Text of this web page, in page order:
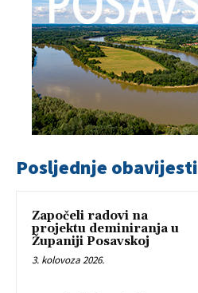
Posljednje obavijesti
Započeli radovi na
projektu deminiranja u
Županiji Posavskoj
3. kolovoza 2026.